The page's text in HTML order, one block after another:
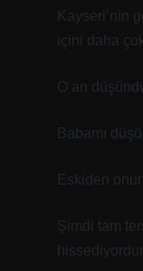
Kayseri’nin
içini daha
O an
Babamı
Eskiden
Şimdi tam